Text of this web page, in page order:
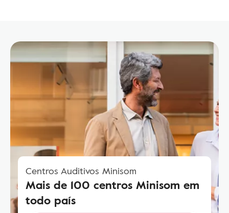
Centros Auditivos Minisom
Mais de 100 centros Minisom em
todo país